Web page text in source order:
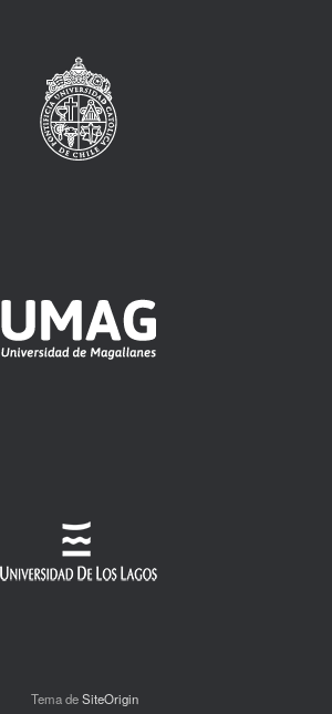
Tema deSiteOrigin